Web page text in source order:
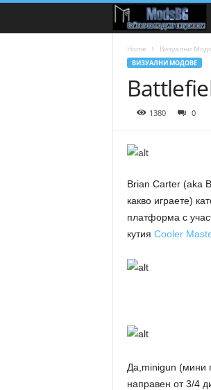
Home Визуални
ВИЗУАЛНИ МОДОВЕ
1380 0
Brian Carter (aka
какво играете)
платформа с
кутия Cooler
Да, minigun (мини
направен от3/4